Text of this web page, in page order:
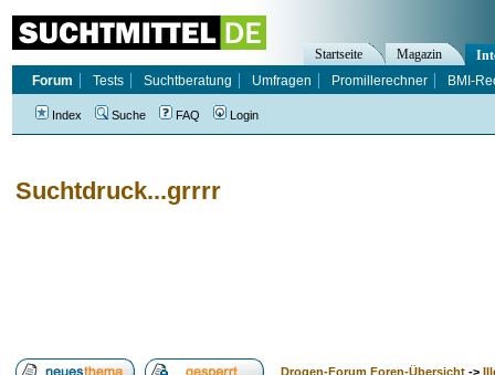
Suchtdruck...grrrr
Drogen-Forum Foren-Übersicht ->
Startseite Magazin
Forum
Tests Suchtberatung Umfragen Promillerechner BMI-
Index Suche FAQ Login